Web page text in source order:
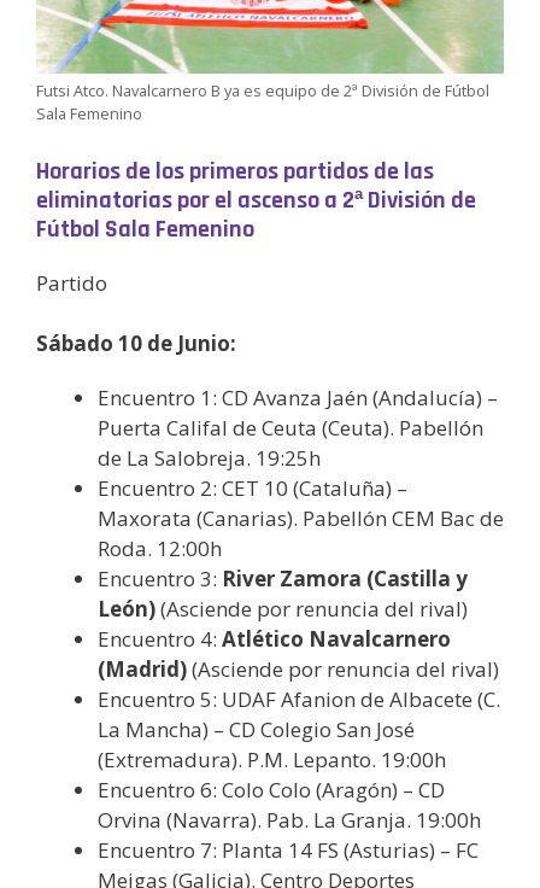
Futsi Atco. Navalcarnero B ya es equipo de 2ª División de Fútbol
Sala Femenino
Horarios de los primeros partidos de las
eliminatorias por el ascenso a 2ª División de
Fútbol Sala Femenino
Partido
Sábado 10 de Junio:
Encuentro 1: CD Avanza Jaén (Andalucía) –
Puerta Califal de Ceuta (Ceuta). Pabellón
de La Salobreja. 19:25h
Encuentro 2: CET 10 (Cataluña) –
Maxorata (Canarias). Pabellón CEM Bac de
Roda. 12:00h
Encuentro 3: River Zamora (Castilla y
León)(Asciende por renuncia del rival)
Encuentro 4: Atlético Navalcarnero
(Madrid)(Asciende por renuncia del rival)
Encuentro 5: UDAF Afanion de Albacete (C.
La Mancha) – CD Colegio San José
(Extremadura). P.M. Lepanto. 19:00h
Encuentro 6: Colo Colo (Aragón) – CD
Orvina (Navarra). Pab. La Granja. 19:00h
Encuentro 7: Planta 14 FS (Asturias) – FC
Meigas (Galicia). Centro Deportes